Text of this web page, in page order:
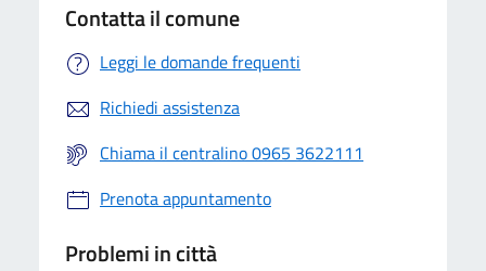
Contatta il comune
Leggi le domande frequenti
Richiedi assistenza
Chiama il centralino 0965 3622111
Prenota appuntamento
Problemi in città